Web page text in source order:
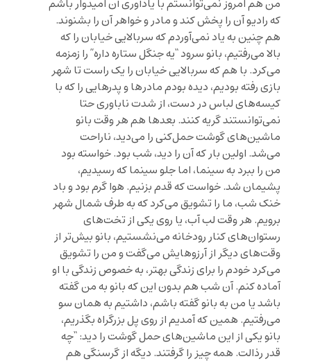
من هم امروز نمی‌توانستم با یادآوری آن امیدوار باشم
که رادیو آن را پخش کند و مادر و خواهر آن را بشنوند.
هم چنین به یاد نمی‌آوردم که سربالایی خیابان را که
بالا می‌رفتیم، بانو سرود “یه جنگل ستاره داره” را زمزمه
می‌کرد. با هم که سربالایی خیابان را یک راست تا شهر
بازی رفته بودیم، دیده بودم مادر‌ها و پدرهایی را که با
کیسه‌های لباس در دست، از شدت ناباوری حتا
نمی‌توانستند گریه کنند. بعدها هم هر وقت بانو
ماشین‌های گوشت حمل‌کنی را می‌دید، ناراحت
می‌شد. اولین بار که آن را دید، شب بود. خواسته بود
من را ببرد به سینما، اما جلو سینما که رسیدیم،
پشیمان شد. خواست که قدم بزنیم. هوا گرم بود و باد
خنک شب، ما را تشویق می‌کرد که به طرف شمال شهر
برویم. هر وقت لب آب، یا روی یکی از تخت‌های
رستوان‌های کنار رودخانه می‌نشستیم، بانو بیش‌تر از
وقت‌های دیگر از آرزوهایش می‌گفت و من را تشویق
می‌کرد خودم را برای زندگی بهتر، به خصوص زندگی با او
آماده کنم. آن شب هم بدون این که بانو به من گفته
باشد یا من به بانو گفته باشم، داشتیم به همان سو
می‌رفتیم. همین که آمدیم از روی پل بزرگراه بگذریم،
بانو یکی از این ماشین‌های حمل گوشت را دید: “چه
قدر رذالت. همه چیز را گرفتند. دیگه از گرسنگی هم